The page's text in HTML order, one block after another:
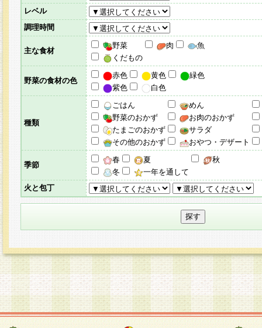
レベル
調理時間
主な食材
野菜 肉
魚
くだもの
野菜の食材の色
赤色 黄色
緑色
紫色
白色
種類
ごはん
めん
野菜のおかず
お肉のおかず
たまごのおかず
サラダ
その他のおかず
おやつ・デザート
季節
春 夏
秋
冬
一年を通して
火と包丁